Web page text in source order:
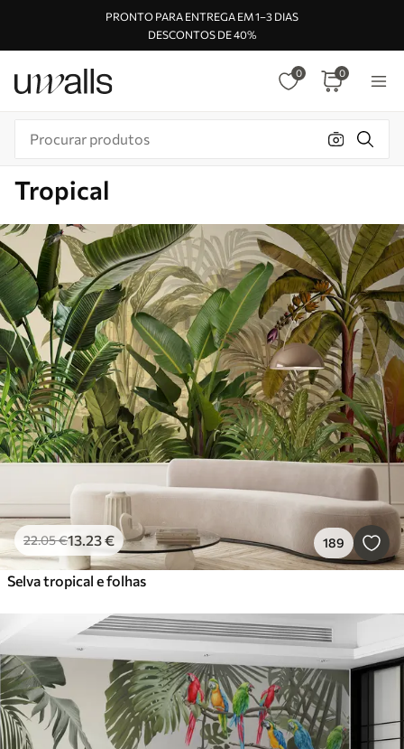
PRONTO PARA ENTREGA EM 1–3 DIAS
DESCONTOS DE 40%
0 0
Tropical
22.05€13.23€ 189
Selva tropical e folhas